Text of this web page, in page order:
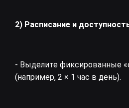
2) Расписание и
- Выделите фиксированные
(например, 2 × 1 час в день).